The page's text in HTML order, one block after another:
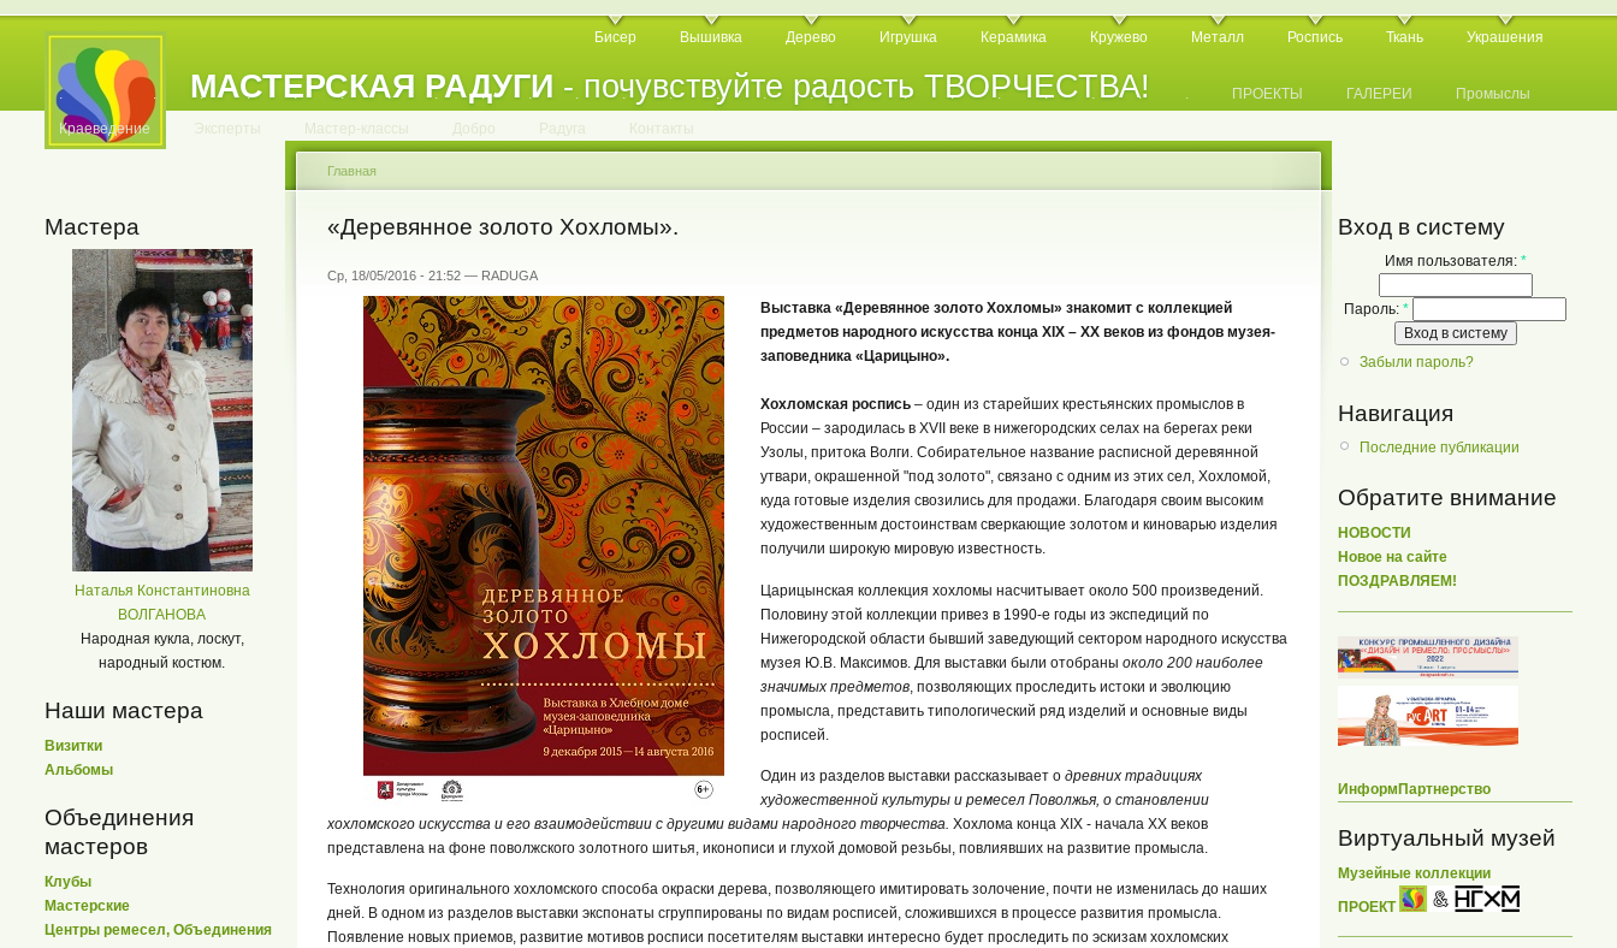
МАСТЕРСКАЯ РАДУГИ - почувствуйте радость ТВОРЧЕСТВА!
Бисер Вышивка Дерево Игрушка Керамика Кружево Металл Роспись Ткань Украшения
. . . . . . . . . . . . . . . . . . . . . . . . . ПРОЕКТЫ ГАЛЕРЕИ Промыслы
Краеведение Эксперты Мастер-классы Добро Радуга Контакты
Мастера
Наталья Константиновна
ВОЛГАНОВА
Народная кукла, лоскут,
народный костюм.
Наши мастера
Визитки
Альбомы
Объединения
мастеров
Клубы
Мастерские
Центры ремесел, Объединения
Главная
«Деревянное золото Хохломы».
Ср, 18/05/2016 - 21:52 — RADUGA
Выставка «Деревянное золото Хохломы» знакомит с коллекцией
предметов народного искусства конца XIX – ХХ веков из фондов музея-
заповедника «Царицыно».
Хохломская роспись – один из старейших крестьянских промыслов в
России – зародилась в XVII веке в нижегородских селах на берегах реки
Узолы, притока Волги. Собирательное название расписной деревянной
утвари, окрашенной "под золото", связано с одним из этих сел, Хохломой,
куда готовые изделия свозились для продажи. Благодаря своим высоким
художественным достоинствам сверкающие золотом и киноварью изделия
получили широкую мировую известность.
Царицынская коллекция хохломы насчитывает около 500 произведений.
Половину этой коллекции привез в 1990-е годы из экспедиций по
Нижегородской области бывший заведующий сектором народного искусства
музея Ю.В. Максимов. Для выставки были отобраны около 200 наиболее
значимых предметов , позволяющих проследить истоки и эволюцию
промысла, представить типологический ряд изделий и основные виды
росписей.
Один из разделов выставки рассказывает о древних традициях
художественной культуры и ремесел Поволжья, о становлении
хохломского искусства и его взаимодействии с другими видами народного творчества. Хохлома конца XIX - начала ХХ веков
представлена на фоне поволжского золотного шитья, иконописи и глухой домовой резьбы, повлиявших на развитие промысла.
Технология оригинального хохломского способа окраски дерева, позволяющего имитировать золочение, почти не изменилась до наших
дней. В одном из разделов выставки экспонаты сгруппированы по видам росписей, сложившихся в процессе развития промысла.
Появление новых приемов, развитие мотивов росписи посетителям выставки интересно будет проследить по эскизам хохломских
Вход в систему
Имя пользователя: *
Пароль: *
Забыли пароль?
Навигация
Последние публикации
Обратите внимание
НОВОСТИ
Новое на сайте
ПОЗДРАВЛЯЕМ!
ИнформПартнерство
Виртуальный музей
Музейные коллекции
ПРОЕКТ